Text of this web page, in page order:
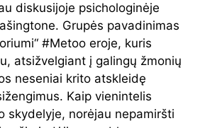
diskusijoje psichologinėje
Grupės pavadinimas
#Metoo eroje, kuris
atsižvelgiant į galingų žmonių
neseniai krito atskleidę
Kaip vienintelis
skydelyje, norėjau nepamiršti